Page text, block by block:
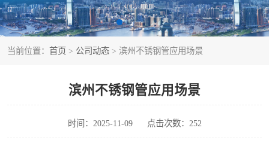
当前位置： 首页 > 公司动态 > 滨州不锈钢管应用场景
滨州不锈钢管应用场景
时间：2025-11-09 点击次数：252
不锈钢人孔
不锈钢角钢